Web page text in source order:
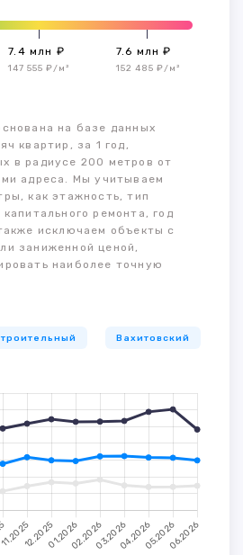
7.4 млн ₽
147 555 ₽/м²
7.6 млн ₽
152 485 ₽/м²
на базе данных
квартир, за 1 год,
в радиусе 200 метров от
адреса. Мы учитываем
как этажность, тип
ремонта, год
исключаем объекты с
заниженной ценой,
наиболее точную
Вахитовский